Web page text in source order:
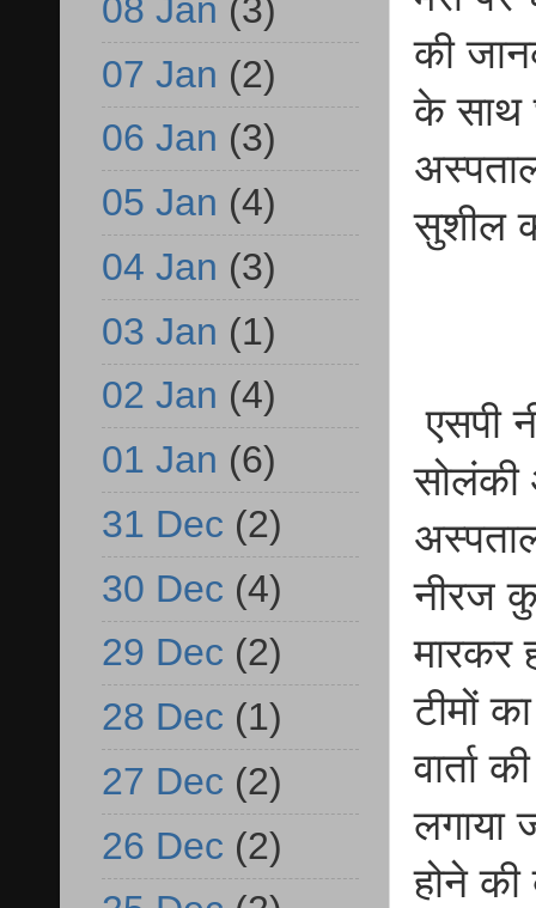
की
के साथ
सुशील
एसपी
सोलंकी
नीरज
मारकर
टीमों
वार्ता
लगाया
होने की
08 Jan (3)
07 Jan (2)
06 Jan (3)
05 Jan (4)
04 Jan (3)
03 Jan (1)
02 Jan (4)
01 Jan (6)
31 Dec (2)
30 Dec (4)
29 Dec (2)
28 Dec (1)
27 Dec (2)
26 Dec (2)